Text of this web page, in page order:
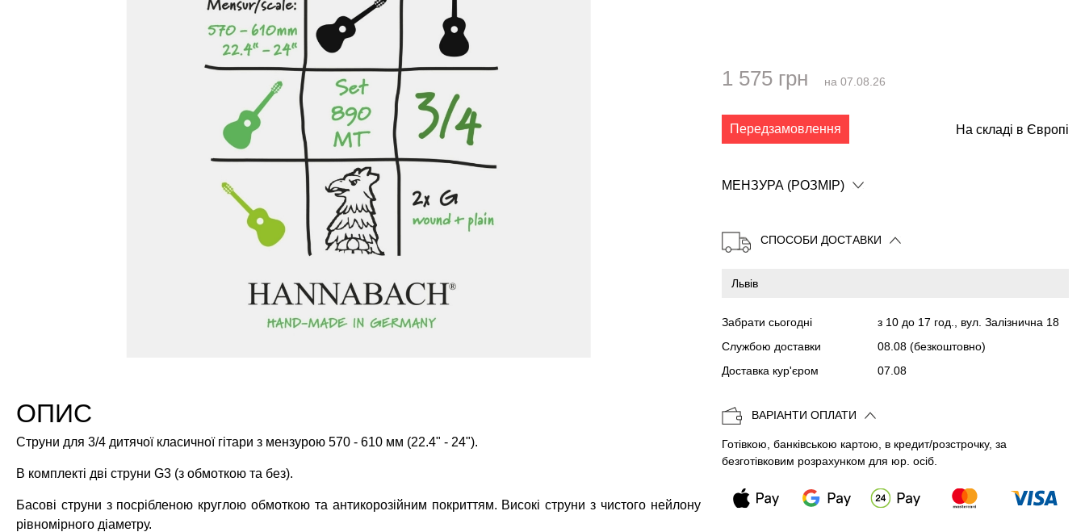
✕
Копіювати
1 575 грн на 07.08.26
Передзамовлення На складі в Європі
МЕНЗУРА (РОЗМІР)
СПОСОБИ ДОСТАВКИ
Забрати сьогодні
з 10 до 17 год., вул. Залізнична 18
Службою доставки
08.08 (безкоштовно)
Доставка кур'єром
07.08
ВАРІАНТИ ОПЛАТИ
Готівкою, банківською картою, в кредит/розстрочку, за
безготівковим розрахунком для юр. осіб.
ОПИС
Струни для 3/4 дитячої класичної гітари з мензурою 570 - 610 мм (22.4" - 24").
В комплекті дві струни G3 (з обмоткою та без).
Басові струни з посрібленою круглою обмоткою та антикорозійним покриттям. Високі струни з чистого нейлону
рівномірного діаметру.